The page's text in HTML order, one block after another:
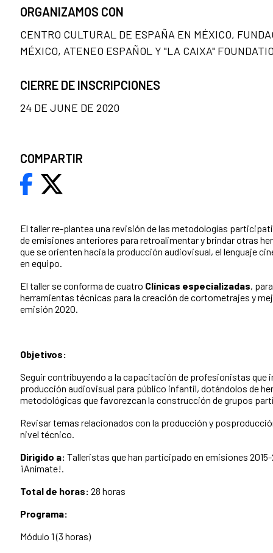
El taller re-plantea una revisión de las metodologías
de emisiones anteriores para retroalimentar y brindar otras
que se orienten hacia la producción audiovisual, el lenguaje
en equipo.
El taller se conforma de cuatro Clínicas especializadas,
herramientas técnicas para la creación de cortometrajes y
emisión 2020.
Objetivos:
Seguir contribuyendo a la capacitación de profesionistas que
producción audiovisual para público infantil, dotándolos de
metodológicas que favorezcan la construcción de grupos
Revisar temas relacionados con la producción y
nivel técnico.
Dirigido a: Talleristas que han participado en emisiones 2015-
¡Anímate!.
Total de horas: 28 horas
Programa:
Módulo 1 (3 horas)
ORGANIZAMOS CON
CENTRO CULTURAL DE ESPAÑA EN MÉXICO,
MÉXICO, ATENEO ESPAÑOL Y "LA CAIXA"
CIERRE DE INSCRIPCIONES
24 DE JUNE DE 2020
COMPARTIR